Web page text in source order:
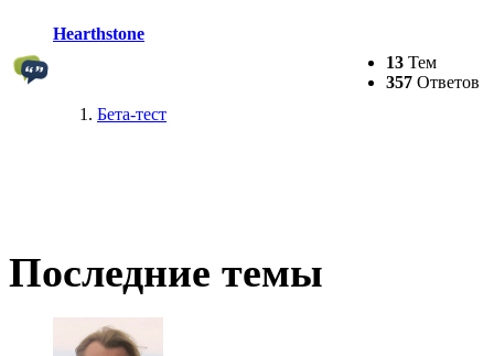
Hearthstone
Бета-тест
13 Тем
357 Ответов
Последние темы